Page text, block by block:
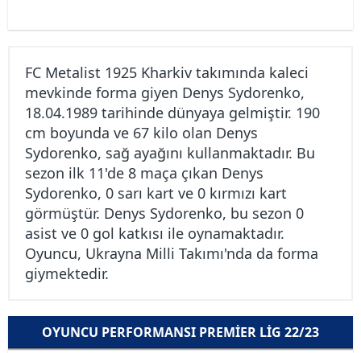
FC Metalist 1925 Kharkiv takımında kaleci
mevkinde forma giyen Denys Sydorenko,
18.04.1989 tarihinde dünyaya gelmiştir. 190
cm boyunda ve 67 kilo olan Denys
Sydorenko, sağ ayağını kullanmaktadır. Bu
sezon ilk 11'de 8 maça çıkan Denys
Sydorenko, 0 sarı kart ve 0 kırmızı kart
görmüştür. Denys Sydorenko, bu sezon 0
asist ve 0 gol katkısı ile oynamaktadır.
Oyuncu, Ukrayna Milli Takımı'nda da forma
giymektedir.
OYUNCU PERFORMANSI PREMIER LIG 22/23